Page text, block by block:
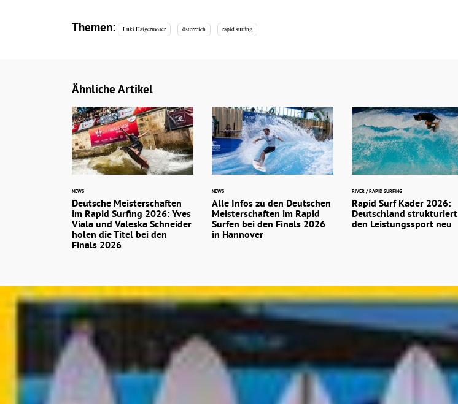
Themen: Luki Haigermoser österreich rapid surfing
Ähnliche Artikel
NEWS
Deutsche Meisterschaften
im Rapid Surfing 2026: Yves
Viala und Valeska Schneider
holen die Titel bei den
Finals 2026
NEWS
Alle Infos zu den Deutschen
Meisterschaften im Rapid
Surfen bei den Finals 2026
in Hannover
RIVER / RAPID SURFING
Rapid Surf Kader 2026:
Deutschland strukturiert
den Leistungssport neu